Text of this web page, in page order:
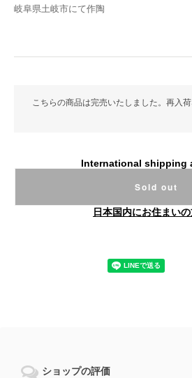
岐阜県土岐市にて作陶
こちらの商品は完売いたしました。再入
International shipping
Sold out
日本国内にお住まい
ショップの評価